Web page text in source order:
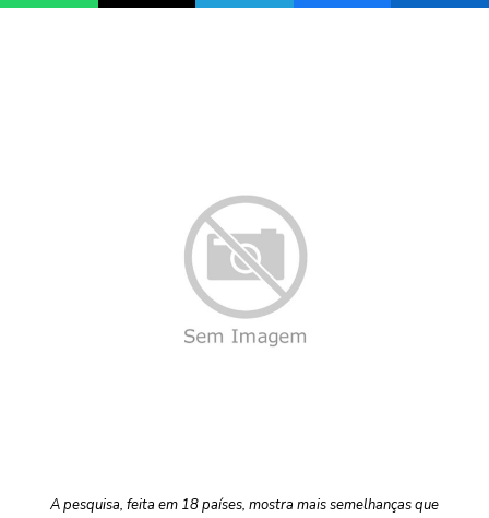
A pesquisa, feita em 18 países, mostra mais semelhanças que